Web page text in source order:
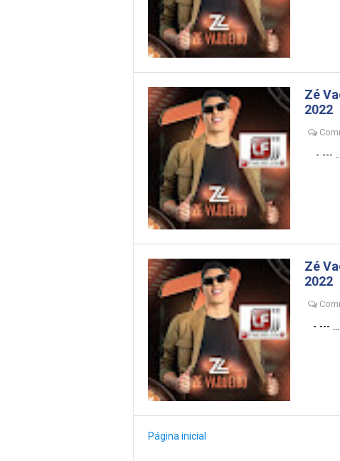
Zé
2022
- ---
Zé
2022
- ---
Página inicial